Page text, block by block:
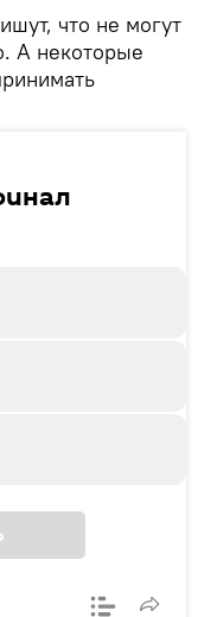
что не могут
А некоторые